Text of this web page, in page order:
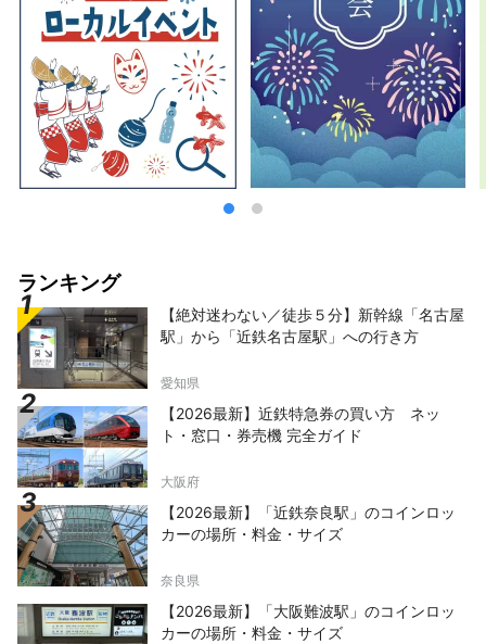
ランキング
【絶対迷わない／徒歩５分】新幹線「名古屋
駅」から「近鉄名古屋駅」への行き方
愛知県
【2026最新】近鉄特急券の買い方 ネッ
ト・窓口・券売機 完全ガイド
大阪府
【2026最新】「近鉄奈良駅」のコインロッ
カーの場所・料金・サイズ
奈良県
【2026最新】「大阪難波駅」のコインロッ
カーの場所・料金・サイズ